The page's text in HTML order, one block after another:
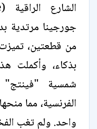
جورجينا مرتدية
من قطعتين،
بذكاء، وأكملت
شمسية
الفرنسية، مما
واحد. ولم تغب